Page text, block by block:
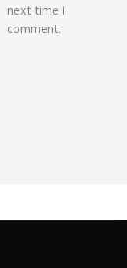
next time I
comment.